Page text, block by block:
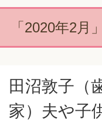
「2020年2月
田沼敦子（
家）夫や子